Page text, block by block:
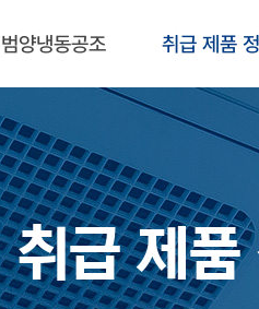
범양냉동공조 취급 제품
취급 제품